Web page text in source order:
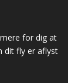
for dig at
dit fly er aflyst